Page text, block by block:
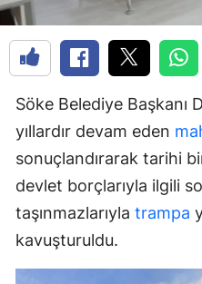
Söke Belediye Başkanı
yıllardır devam eden
sonuçlandırarak tarihi
devlet borçlarıyla ilgili
taşınmazlarıyla trampa
kavuşturuldu.